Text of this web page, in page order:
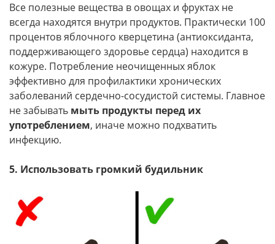
Все полезные вещества в овощах и фруктах не
всегда находятся внутри продуктов. Практически 100
процентов яблочного кверцетина (антиоксиданта,
поддерживающего здоровье сердца) находится в
кожуре. Потребление неочищенных яблок
эффективно для профилактики хронических
заболеваний сердечно-сосудистой системы. Главное
не забывать мыть продукты перед их
употреблением, иначе можно подхватить
инфекцию.
5. Использовать громкий будильник